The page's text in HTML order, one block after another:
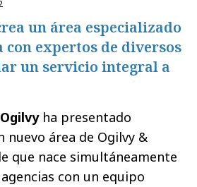
un área especializado
con expertos de diversos
un servicio integral a
ha presentado
nuevo área de Ogilvy &
que nace simultáneamente
con un equipo